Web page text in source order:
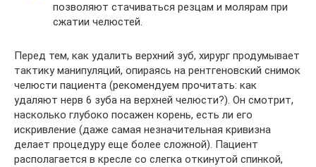
позволяют стачиваться резцам и молярам при
сжатии челюстей.
Перед тем, как удалить верхний зуб, хирург продумывает
тактику манипуляций, опираясь на рентгеновский снимок
челюсти пациента (рекомендуем прочитать: как
удаляют нерв 6 зуба на верхней челюсти?). Он смотрит,
насколько глубоко посажен корень, есть ли его
искривление (даже самая незначительная кривизна
делает процедуру еще более сложной). Пациент
располагается в кресле со слегка откинутой спинкой,